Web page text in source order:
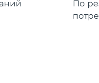
По
Ожидаемая дата доставки